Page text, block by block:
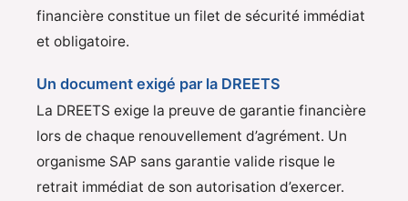
financière constitue un filet de sécurité immédiat
et obligatoire.
Un document exigé par la DREETS
La DREETS exige la preuve de garantie financière
lors de chaque renouvellement d’agrément. Un
organisme SAP sans garantie valide risque le
retrait immédiat de son autorisation d’exercer.